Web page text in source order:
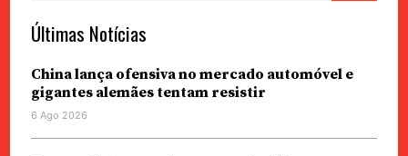
Últimas Notícias
China lança ofensiva no mercado automóvel e
gigantes alemães tentam resistir
6 Ago 2026